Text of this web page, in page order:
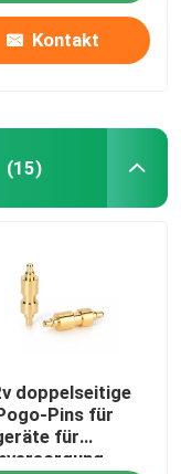
Kontakt
(15)
doppelseitige
Pins für
für